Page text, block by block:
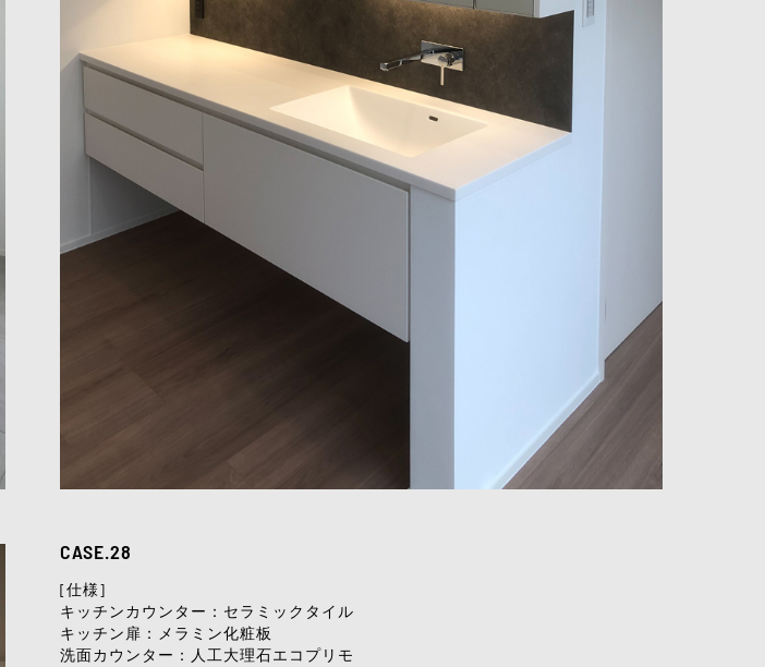
CASE.28
[仕様]
キッチンカウンター：セラミックタイル
キッチン扉：メラミン化粧板
洗面カウンター：人工大理石エコプリモ